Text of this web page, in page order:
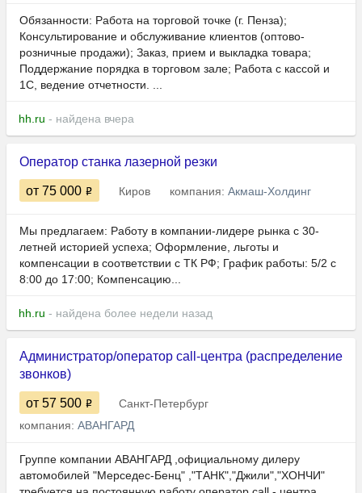
Обязанности: Работа на торговой точке (г. Пенза);
Консультирование и обслуживание клиентов (оптово-
розничные продажи); Заказ, прием и выкладка товара;
Поддержание порядка в торговом зале; Работа с кассой и
1С, ведение отчетности. ...
hh.ru - найдена вчера
Оператор станка лазерной резки
от 75 000 Киров компания: Акмаш-Холдинг
Мы предлагаем: Работу в компании-лидере рынка с 30-
летней историей успеха; Оформление, льготы и
компенсации в соответствии с ТК РФ; График работы: 5/2 с
8:00 до 17:00; Компенсацию...
hh.ru - найдена более недели назад
Администратор/оператор call-центра (распределение
звонков)
от 57 500
Санкт-Петербург
компания: АВАНГАРД
Группе компании АВАНГАРД ,официальному дилеру
автомобилей "Мерседес-Бенц" ,"ТАНК","Джили","ХОНЧИ"